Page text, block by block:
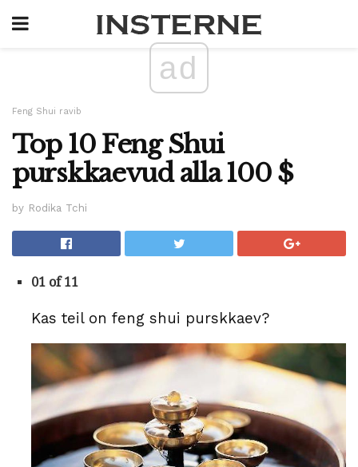
ad
Feng Shui ravib
Top 10 Feng Shui
purskkaevud alla 100 $
by Rodika Tchi
01 of 11
Kas teil on feng shui purskkaev?